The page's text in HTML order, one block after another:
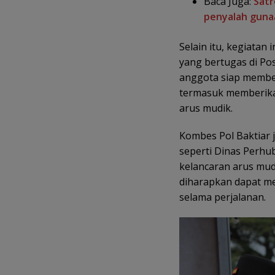
penyalah
Selain itu, kegiatan
yang bertugas di
anggota siap
termasuk
arus mudik.
Kombes Pol
seperti Dinas
kelancaran arus
diharapkan dapat
selama perjalanan.